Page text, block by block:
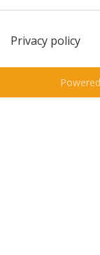
Privacy policy